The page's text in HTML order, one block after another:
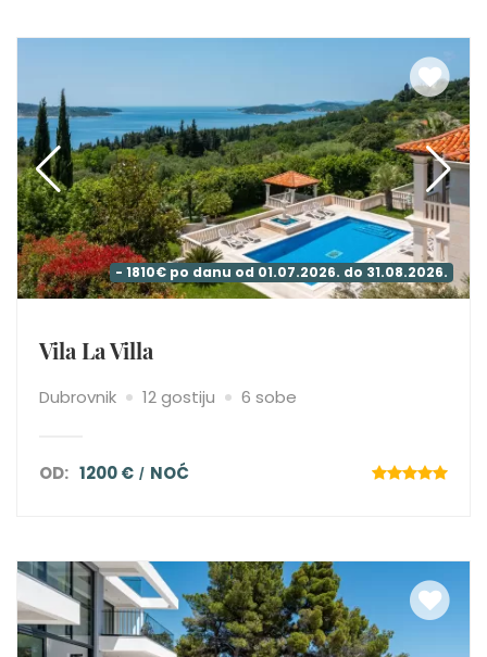
- 1810€ po danu od 01.07.2026. do 31.08.2026.
Vila La Villa
Dubrovnik 12 gostiju 6 sobe
OD: 1200 € NOĆ